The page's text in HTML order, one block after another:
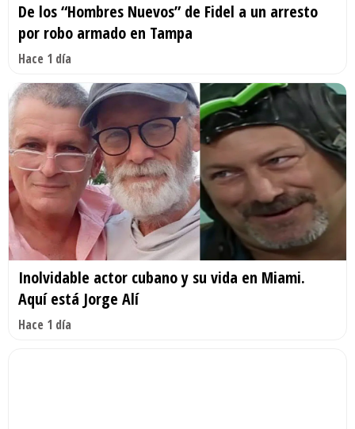
De los “Hombres Nuevos” de Fidel a un arresto
por robo armado en Tampa
Hace 1 día
Inolvidable actor cubano y su vida en Miami.
Aquí está Jorge Alí
Hace 1 día